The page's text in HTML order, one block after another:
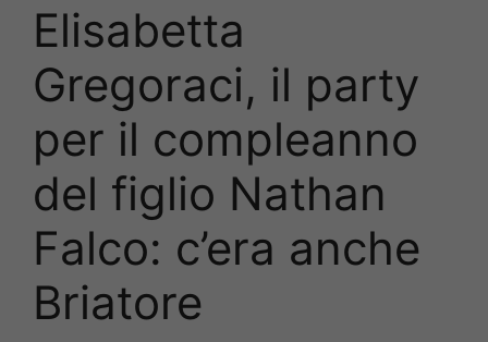
Elisabetta
Gregoraci, il party
per il compleanno
del figlio Nathan
Falco: c’era anche
Briatore